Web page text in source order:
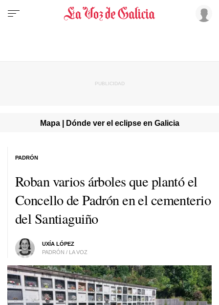
Mapa | Dónde ver el eclipse en Galicia
Roban varios árboles que plantó el
Concello de Padrón en el cementerio
del Santiaguiño
UXÍA LÓPEZ
PADRÓN / LA VOZ
PADRÓN